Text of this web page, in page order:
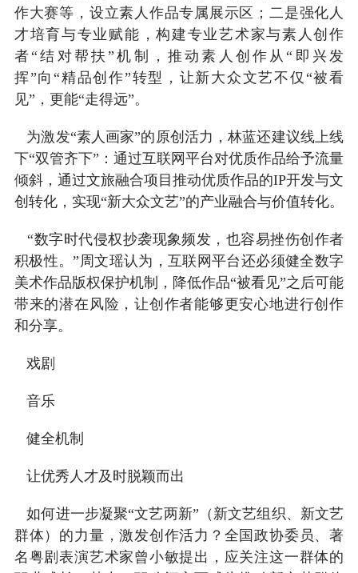
作大赛等，设立素人作品专属展示区；二是强化人
才培育与专业赋能，构建专业艺术家与素人创作
者“结对帮扶”机制，推动素人创作从“即兴发
挥”向“精品创作”转型，让新大众文艺不仅“被看
见”，更能“走得远”。
为激发“素人画家”的原创活力，林蓝还建议线上线
下“双管齐下”：通过互联网平台对优质作品给予流量
倾斜，通过文旅融合项目推动优质作品的IP开发与文
创转化，实现“新大众文艺”的产业融合与价值转化。
“数字时代侵权抄袭现象频发，也容易挫伤创作者
积极性。”周文瑶认为，互联网平台还必须健全数字
美术作品版权保护机制，降低作品“被看见”之后可能
带来的潜在风险，让创作者能够更安心地进行创作
和分享。
戏剧
音乐
健全机制
让优秀人才及时脱颖而出
如何进一步凝聚“文艺两新”（新文艺组织、新文艺
群体）的力量，激发创作活力？全国政协委员、著
名粤剧表演艺术家曾小敏提出，应关注这一群体的